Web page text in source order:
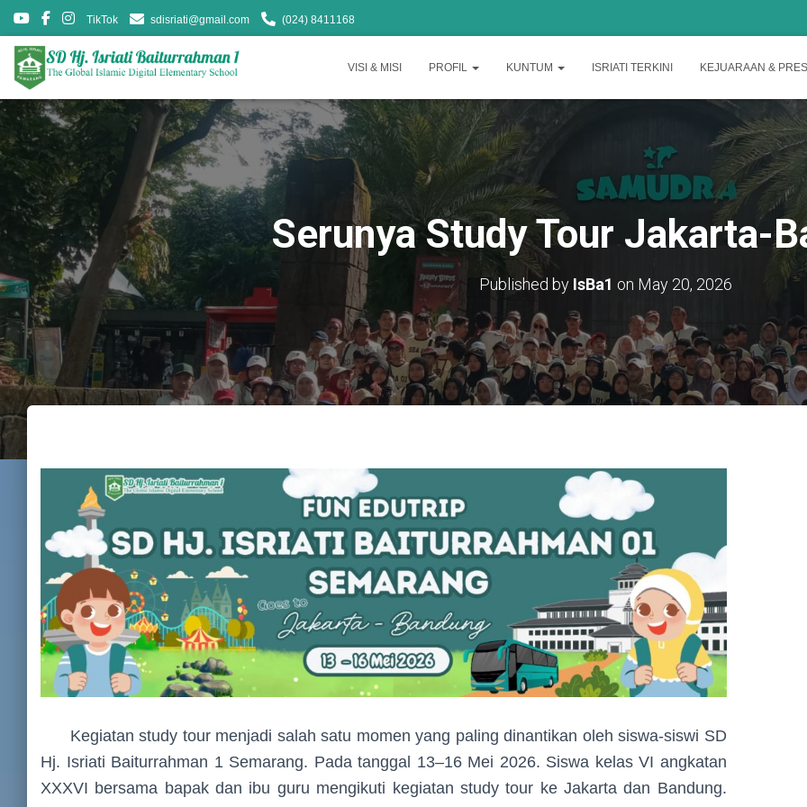
TikTok sdisriati@gmail.com (024) 8411168
VISI & MISI PROFIL KUNTUM ISRIATI TERKINI KEJUARAAN &
Serunya Study Tour Jakarta-
Published by IsBa1 on May 20, 2026
Kegiatan study tour menjadi salah satu momen yang paling dinantikan oleh siswa-siswi SD
Hj. Isriati Baiturrahman 1 Semarang. Pada tanggal 13–16 Mei 2026. Siswa kelas VI angkatan
XXXVI bersama bapak dan ibu guru mengikuti kegiatan study tour ke Jakarta dan Bandung.